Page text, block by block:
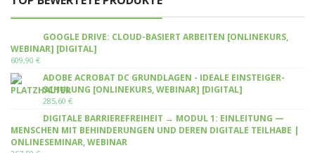
GOOGLE DRIVE: CLOUD-BASIERT ARBEITEN [ONLINEKURS,
WEBINAR] [DIGITAL]
609,90 €
ADOBE ACROBAT DC GRUNDLAGEN - IDEALE EINSTEIGER-
SCHULUNG [ONLINEKURS, WEBINAR] [DIGITAL]
285,60 €
DIGITALE BARRIEREFREIHEIT → MODUL 1: EINLEITUNG —
MENSCHEN MIT BEHINDERUNGEN UND DEREN DIGITALE TEILHABE |
ONLINESEMINAR, WEBINAR